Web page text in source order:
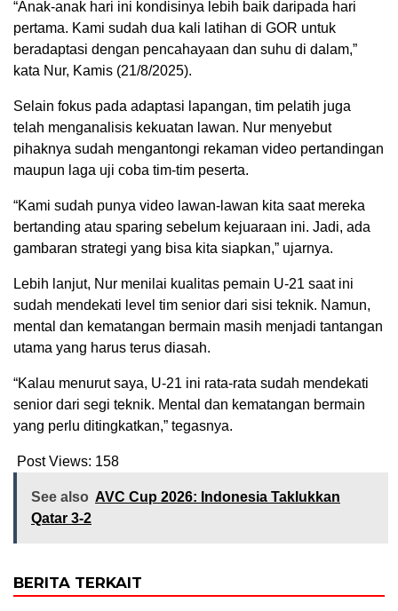
“Anak-anak hari ini kondisinya lebih baik daripada hari
pertama. Kami sudah dua kali latihan di GOR untuk
beradaptasi dengan pencahayaan dan suhu di dalam,”
kata Nur, Kamis (21/8/2025).
Selain fokus pada adaptasi lapangan, tim pelatih juga
telah menganalisis kekuatan lawan. Nur menyebut
pihaknya sudah mengantongi rekaman video pertandingan
maupun laga uji coba tim-tim peserta.
“Kami sudah punya video lawan-lawan kita saat mereka
bertanding atau sparing sebelum kejuaraan ini. Jadi, ada
gambaran strategi yang bisa kita siapkan,” ujarnya.
Lebih lanjut, Nur menilai kualitas pemain U-21 saat ini
sudah mendekati level tim senior dari sisi teknik. Namun,
mental dan kematangan bermain masih menjadi tantangan
utama yang harus terus diasah.
“Kalau menurut saya, U-21 ini rata-rata sudah mendekati
senior dari segi teknik. Mental dan kematangan bermain
yang perlu ditingkatkan,” tegasnya.
Post Views: 158
See also AVC Cup 2026: Indonesia Taklukkan
Qatar 3-2
BERITA TERKAIT